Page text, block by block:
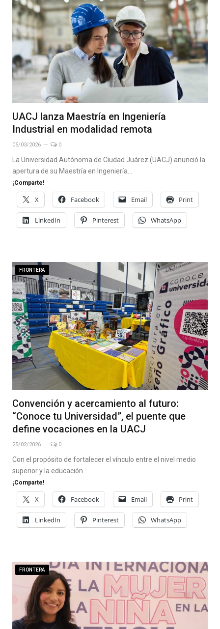
UACJ lanza Maestría en Ingeniería
Industrial en modalidad remota
05/03/2026 0
La Universidad Autónoma de Ciudad Juárez (UACJ) anunció la
apertura de su Maestría en Ingeniería…
¡Comparte!
X Facebook Email Print
LinkedIn Pinterest WhatsApp
FRONTERA
Convención y acercamiento al futuro:
“Conoce tu Universidad”, el puente que
define vocaciones en la UACJ
25/02/2026 0
Con el propósito de fortalecer el vínculo entre el nivel medio
superior y la educación…
¡Comparte!
X Facebook Email Print
LinkedIn Pinterest WhatsApp
FRONTERA